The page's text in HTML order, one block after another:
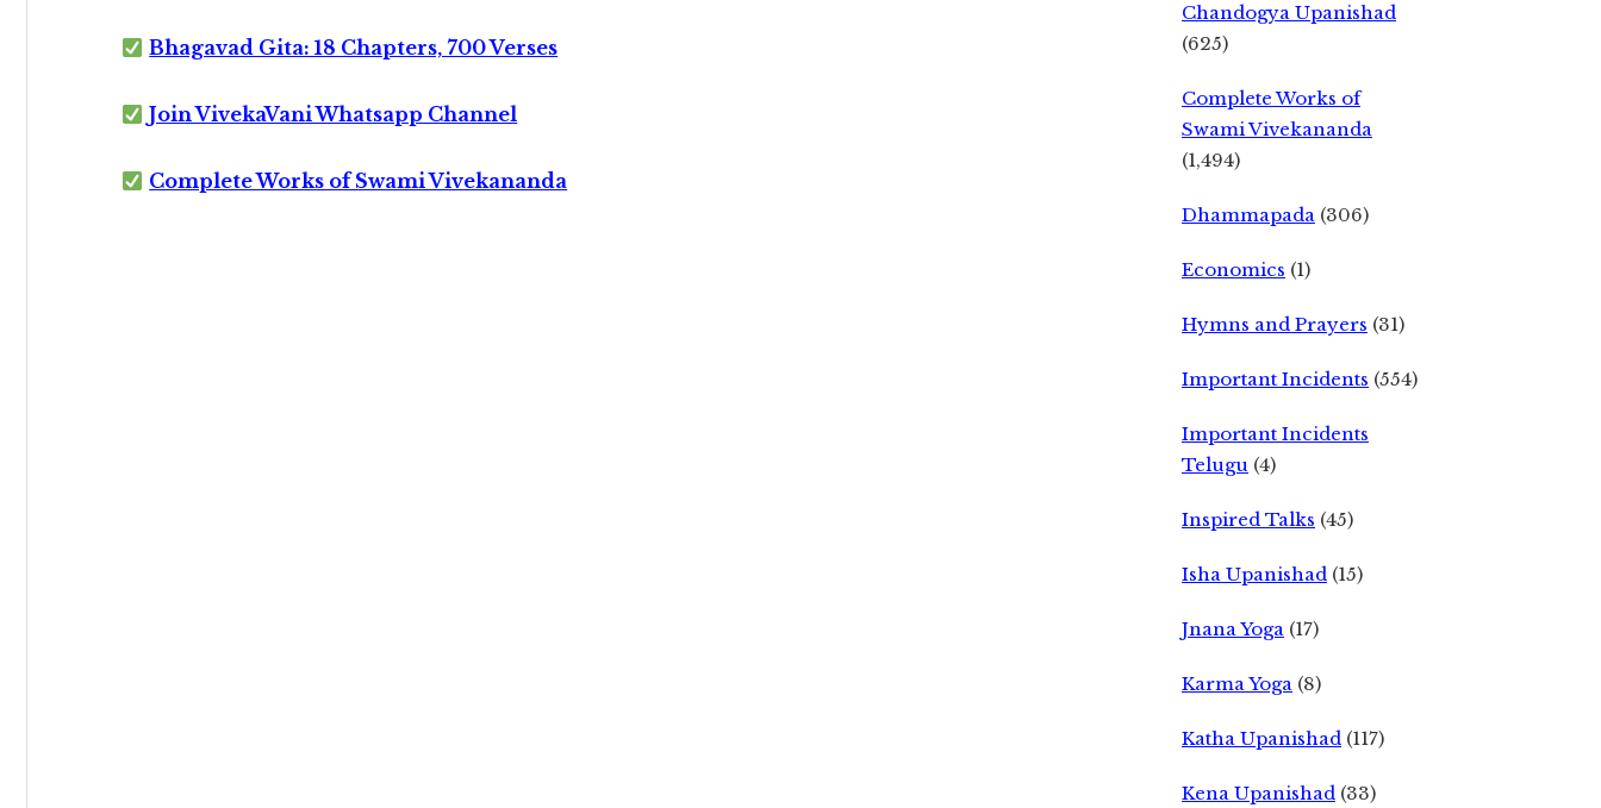
Bhagavad Gita: 18 Chapters, 700 Verses
Join VivekaVani Whatsapp Channel
Complete Works of Swami Vivekananda
Chandogya Upanishad
(625)
Complete Works of
Swami Vivekananda
(1,494)
Dhammapada (306)
Economics (1)
Hymns and Prayers (31)
Important Incidents (554)
Important Incidents
Telugu (4)
Inspired Talks (45)
Isha Upanishad (15)
Jnana Yoga (17)
Karma Yoga (8)
Katha Upanishad (117)
Kena Upanishad (33)